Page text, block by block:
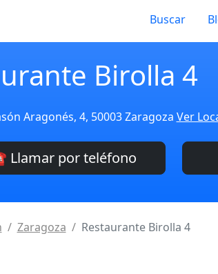
Buscar
Birolla 4
Aragonés, 4, 50003 Zaragoza Ver
por teléfono
Zaragoza Restaurante Birolla 4